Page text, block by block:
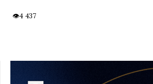
4 437